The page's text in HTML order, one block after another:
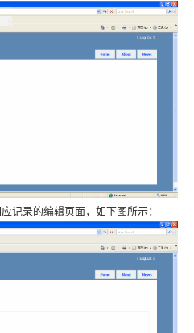
记录的编辑页面，如下图所示：